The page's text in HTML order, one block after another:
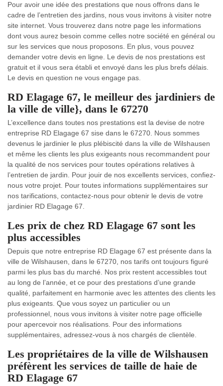
Pour avoir une idée des prestations que nous offrons dans le
cadre de l’entretien des jardins, nous vous invitons à visiter notre
site internet. Vous trouverez dans notre page les informations
dont vous aurez besoin comme celles notre société en général ou
sur les services que nous proposons. En plus, vous pouvez
demander votre devis en ligne. Le devis de nos prestations est
gratuit et il vous sera établi et envoyé dans les plus brefs délais.
Le devis en question ne vous engage pas.
RD Elagage 67, le meilleur des jardiniers de
la ville de ville}, dans le 67270
L’excellence dans toutes nos prestations est la devise de notre
entreprise RD Elagage 67 sise dans le 67270. Nous sommes
devenus le jardinier le plus plébiscité dans la ville de Wilshausen
et même les clients les plus exigeants nous recommandent pour
la qualité de nos services pour toutes opérations relatives à
l’entretien de jardin. Pour jouir de nos excellents services, confiez-
nous votre projet. Pour toutes informations supplémentaires sur
nos tarifications, contactez-nous pour obtenir le devis de votre
jardinier RD Elagage 67.
Les prix de chez RD Elagage 67 sont les
plus accessibles
Depuis que notre entreprise RD Elagage 67 est présente dans la
ville de Wilshausen, dans le 67270, nos tarifs ont toujours figuré
parmi les plus bas du marché. Nos prix restent accessibles tout
au long de l’année, et ce pour des prestations d’une grande
qualité, parfaitement en harmonie avec les attentes des clients les
plus exigeants. Que vous soyez un particulier ou un
professionnel, nous vous invitons à visiter notre page officielle
pour apercevoir nos réalisations. Pour des informations
supplémentaires, adressez-vous à nos chargés de clientèle.
Les propriétaires de la ville de Wilshausen
préfèrent les services de taille de haie de
RD Elagage 67